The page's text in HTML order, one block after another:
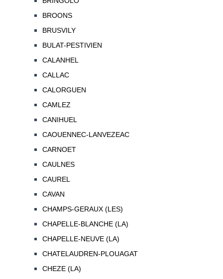
BROONS
BRUSVILY
BULAT-PESTIVIEN
CALANHEL
CALLAC
CALORGUEN
CAMLEZ
CANIHUEL
CAOUENNEC-LANVEZEAC
CARNOET
CAULNES
CAUREL
CAVAN
CHAMPS-GERAUX (LES)
CHAPELLE-BLANCHE (LA)
CHAPELLE-NEUVE (LA)
CHATELAUDREN-PLOUAGAT
CHEZE (LA)